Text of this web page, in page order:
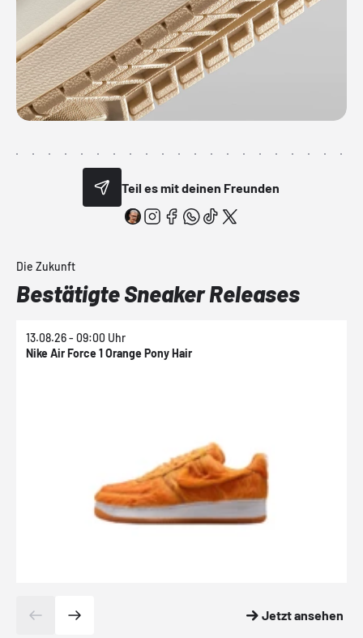
Teil es mit deinen Freunden
Die Zukunft
Bestätigte Sneaker Releases
13.08.26 - 09:00 Uhr
Nike Air Force 1 Orange Pony Hair
Jetzt ansehen